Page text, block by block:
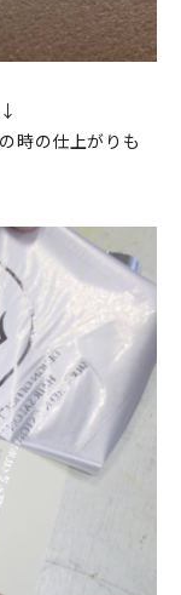
時の仕上がりも